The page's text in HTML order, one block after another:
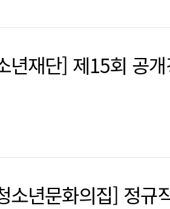
년재단] 제15회 공
소년문화의집] 정규